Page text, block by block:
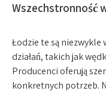
Wszechstronność
Łodzie te są niezwykle
działań, takich jak
Producenci oferują
konkretnych potrzeb.